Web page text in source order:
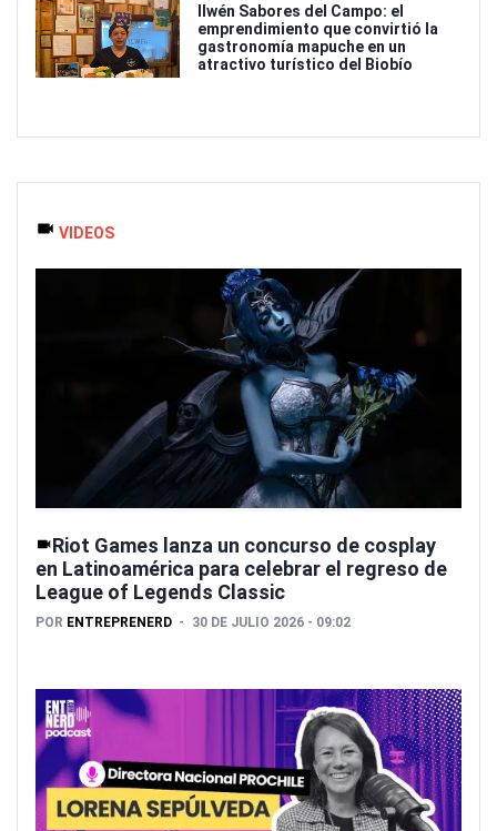
Ilwén Sabores del Campo: el
emprendimiento que convirtió la
gastronomía mapuche en un
atractivo turístico del Biobío
VIDEOS
Riot Games lanza un concurso de cosplay
en Latinoamérica para celebrar el regreso de
League of Legends Classic
POR ENTREPRENERD 30 DE JULIO 2026 - 09:02